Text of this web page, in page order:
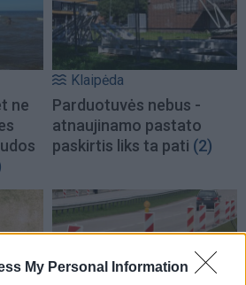
My Personal Information
ne
Klaipėda
Parduotuvės nebus -
atnaujinamo pastato
paskirtis liks ta pati (2)